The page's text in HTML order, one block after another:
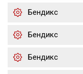
Бендикс
Бендикс
Бендикс